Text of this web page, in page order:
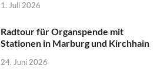
1. Juli 2026
Radtour für Organspende mit
Stationen in Marburg und Kirchhain
24. Juni 2026